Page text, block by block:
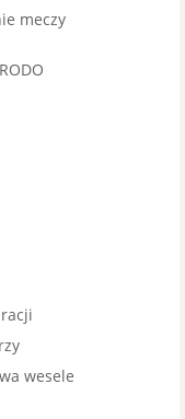
meczy
wesele